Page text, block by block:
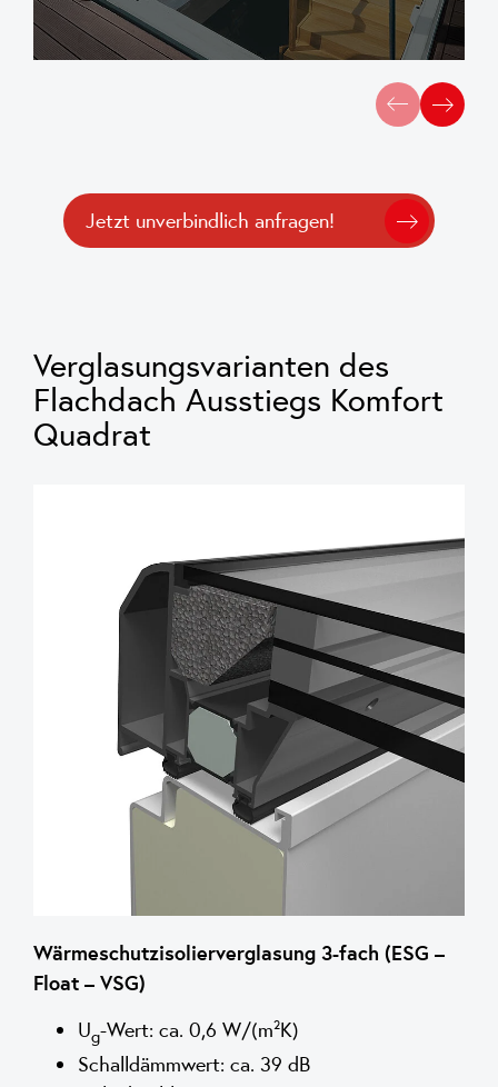
Jetzt unverbindlich anfragen!
Verglasungsvarianten des
Flachdach Ausstiegs Komfort
Quadrat
Wärmeschutzisolierverglasung 3-fach (ESG –
Float – VSG)
Ug-Wert: ca. 0,6 W/(m²K)
Schalldämmwert: ca. 39 dB